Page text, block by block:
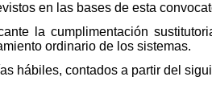
en las bases de esta
la cumplimentación
ordinario de los sistemas.
hábiles, contados a partir del